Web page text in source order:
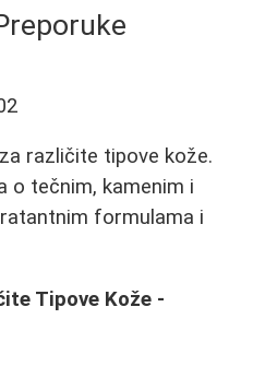
različite tipove kože.
o tečnim, kamenim i
formulama i
Tipove Kože -